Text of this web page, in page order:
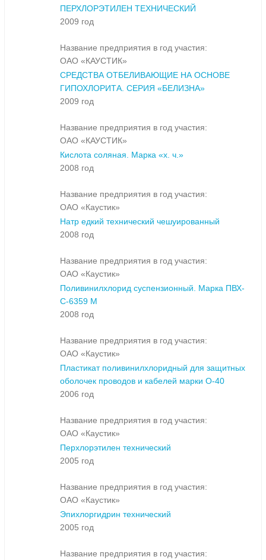
ПЕРХЛОРЭТИЛЕН ТЕХНИЧЕСКИЙ
2009 год
Название предприятия в год участия:
ОАО «КАУСТИК»
СРЕДСТВА ОТБЕЛИВАЮЩИЕ НА ОСНОВЕ
ГИПОХЛОРИТА. СЕРИЯ «БЕЛИЗНА»
2009 год
Название предприятия в год участия:
ОАО «КАУСТИК»
Кислота соляная. Марка «х. ч.»
2008 год
Название предприятия в год участия:
ОАО «Каустик»
Натр едкий технический чешуированный
2008 год
Название предприятия в год участия:
ОАО «Каустик»
Поливинилхлорид суспензионный. Марка ПВХ-
С-6359 М
2008 год
Название предприятия в год участия:
ОАО «Каустик»
Пластикат поливинилхлоридный для защитных
оболочек проводов и кабелей марки О-40
2006 год
Название предприятия в год участия:
ОАО «Каустик»
Перхлорэтилен технический
2005 год
Название предприятия в год участия:
ОАО «Каустик»
Эпихлоргидрин технический
2005 год
Название предприятия в год участия: